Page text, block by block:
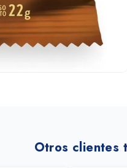
Otros clientes